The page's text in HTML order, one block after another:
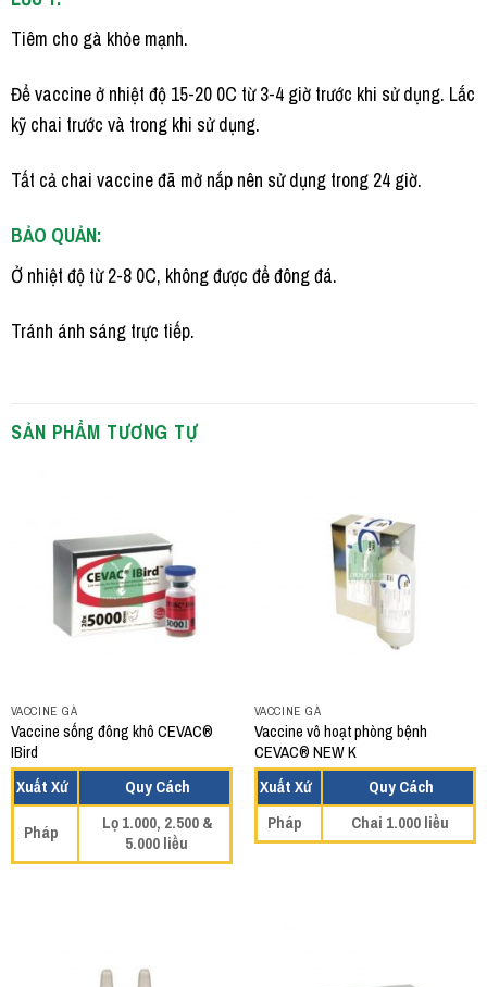
Tiêm cho gà khỏe mạnh.
Để vaccine ở nhiệt độ 15-20 0C từ 3-4 giờ trước khi sử dụng. Lắc
kỹ chai trước và trong khi sử dụng.
Tất cả chai vaccine đã mở nắp nên sử dụng trong 24 giờ.
BẢO QUẢN:
Ở nhiệt độ từ 2-8 0C, không được để đông đá.
Tránh ánh sáng trực tiếp.
SẢN PHẨM TƯƠNG TỰ
VACCINE GÀ
Vaccine sống đông khô CEVAC®
IBird
Xuất Xứ
Quy Cách
Pháp
Lọ 1.000, 2.500 &
5.000 liều
VACCINE GÀ
Vaccine vô hoạt phòng bệnh
CEVAC® NEW K
Xuất Xứ
Quy Cách
Pháp
Chai 1.000 liều